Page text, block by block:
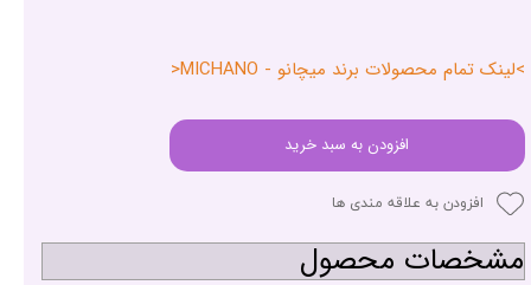
>لینک تمام محصولات برند میچانو - MICHANO<
افزودن به سبد خرید
افزودن به علاقه مندی ها
مشخصات محصول